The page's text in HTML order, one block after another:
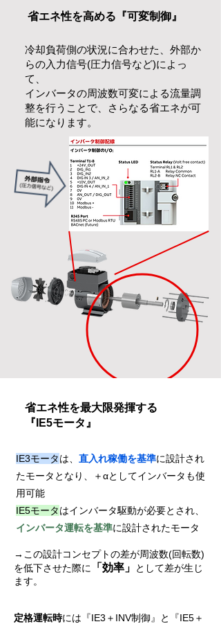
​省エネ性を高める『可変制御』
冷却負荷側の状況に合わせた、外部か
らの入力信号(圧力信号など)によっ
て、
​インバータの周波数可変による流量調
整を行うことで、さらなる省エネが可
能になります。
​省エネ性を最大限発揮する
『IE5モータ』
IE3モータは、 直入れ稼働を基準に設計され
たモータとなり、＋αとしてインバータも使
用可能
IE5モータはインバータ駆動が必要とされ、
インバータ運転を基準に設計されたモータ
→この設計コンセプトの差が周波数(回転数)
を低下させた際に
「効率」
として差が生じ
ます。
​定格運転時には『IE3＋INV制御』と『IE5＋